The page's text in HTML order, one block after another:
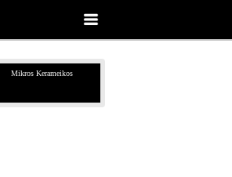
Mikros Kerameikos